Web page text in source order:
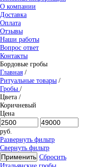
О компании
Доставка
Оплата
Отзывы
Наши работы
Вопрос ответ
Контакты
Бордовые гробы
Главная /
Ритуальные товары /
Гробы /
Цвета /
Коричневый
Цена
руб.
Развернуть фильтр
Свернуть фильтр
Применить Сбросить